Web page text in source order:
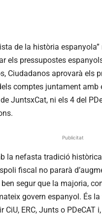
de la història
els pressupostes
Ciudadanos aprovarà els
comptes juntament amb
JuntsxCat, ni els 4 del
Publicitat
la nefasta tradició
fiscal no pararà
segur que la majoria,
govern espanyol. És
CiU, ERC, Junts o